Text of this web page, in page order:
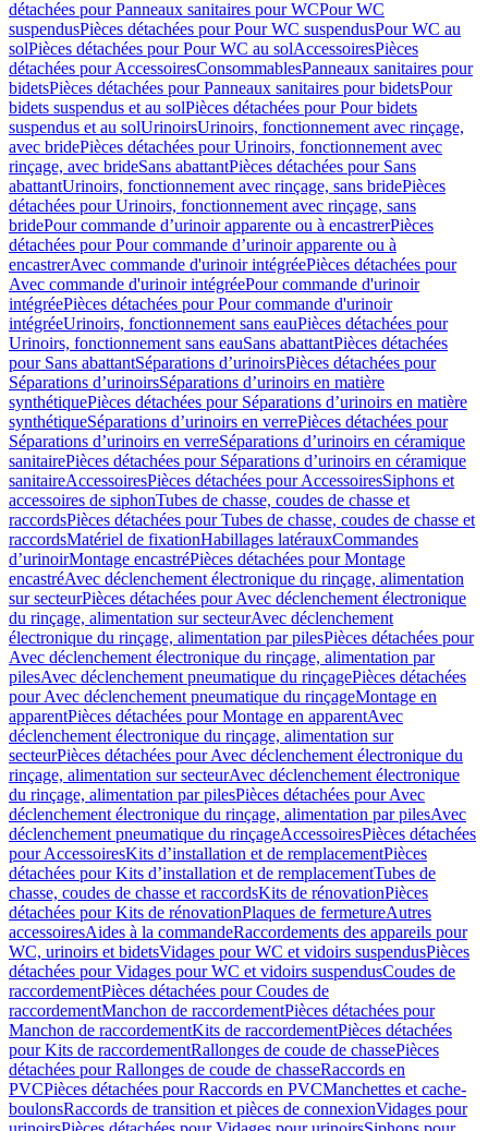
détachées pour Panneaux sanitaires pour WCPour WC
suspendusPièces détachées pour Pour WC suspendusPour WC au
solPièces détachées pour Pour WC au solAccessoiresPièces
détachées pour AccessoiresConsommablesPanneaux sanitaires pour
bidetsPièces détachées pour Panneaux sanitaires pour bidetsPour
bidets suspendus et au solPièces détachées pour Pour bidets
suspendus et au solUrinoirsUrinoirs, fonctionnement avec rinçage,
avec bridePièces détachées pour Urinoirs, fonctionnement avec
rinçage, avec brideSans abattantPièces détachées pour Sans
abattantUrinoirs, fonctionnement avec rinçage, sans bridePièces
détachées pour Urinoirs, fonctionnement avec rinçage, sans
bridePour commande d’urinoir apparente ou à encastrerPièces
détachées pour Pour commande d’urinoir apparente ou à
encastrerAvec commande d'urinoir intégréePièces détachées pour
Avec commande d'urinoir intégréePour commande d'urinoir
intégréePièces détachées pour Pour commande d'urinoir
intégréeUrinoirs, fonctionnement sans eauPièces détachées pour
Urinoirs, fonctionnement sans eauSans abattantPièces détachées
pour Sans abattantSéparations d’urinoirsPièces détachées pour
Séparations d’urinoirsSéparations d’urinoirs en matière
synthétiquePièces détachées pour Séparations d’urinoirs en matière
synthétiqueSéparations d’urinoirs en verrePièces détachées pour
Séparations d’urinoirs en verreSéparations d’urinoirs en céramique
sanitairePièces détachées pour Séparations d’urinoirs en céramique
sanitaireAccessoiresPièces détachées pour AccessoiresSiphons et
accessoires de siphonTubes de chasse, coudes de chasse et
raccordsPièces détachées pour Tubes de chasse, coudes de chasse et
raccordsMatériel de fixationHabillages latérauxCommandes
dʼurinoirMontage encastréPièces détachées pour Montage
encastréAvec déclenchement électronique du rinçage, alimentation
sur secteurPièces détachées pour Avec déclenchement électronique
du rinçage, alimentation sur secteurAvec déclenchement
électronique du rinçage, alimentation par pilesPièces détachées pour
Avec déclenchement électronique du rinçage, alimentation par
pilesAvec déclenchement pneumatique du rinçagePièces détachées
pour Avec déclenchement pneumatique du rinçageMontage en
apparentPièces détachées pour Montage en apparentAvec
déclenchement électronique du rinçage, alimentation sur
secteurPièces détachées pour Avec déclenchement électronique du
rinçage, alimentation sur secteurAvec déclenchement électronique
du rinçage, alimentation par pilesPièces détachées pour Avec
déclenchement électronique du rinçage, alimentation par pilesAvec
déclenchement pneumatique du rinçageAccessoiresPièces détachées
pour AccessoiresKits d’installation et de remplacementPièces
détachées pour Kits d’installation et de remplacementTubes de
chasse, coudes de chasse et raccordsKits de rénovationPièces
détachées pour Kits de rénovationPlaques de fermetureAutres
accessoiresAides à la commandeRaccordements des appareils pour
WC, urinoirs et bidetsVidages pour WC et vidoirs suspendusPièces
détachées pour Vidages pour WC et vidoirs suspendusCoudes de
raccordementPièces détachées pour Coudes de
raccordementManchon de raccordementPièces détachées pour
Manchon de raccordementKits de raccordementPièces détachées
pour Kits de raccordementRallonges de coude de chassePièces
détachées pour Rallonges de coude de chasseRaccords en
PVCPièces détachées pour Raccords en PVCManchettes et cache-
boulonsRaccords de transition et pièces de connexionVidages pour